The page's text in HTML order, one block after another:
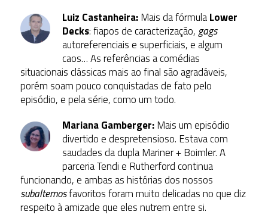
Luiz Castanheira:Mais da fórmulaLower
Decks: fiapos de caracterização,gags
autoreferenciais e superficiais, e algum
caos… As referências a comédias
situacionais clássicas mais ao final são agradáveis,
porém soam pouco conquistadas de fato pelo
episódio, e pela série, como um todo.
Mariana Gamberger:Mais um episódio
divertido e despretensioso. Estava com
saudades da dupla Mariner + Boimler. A
parceria Tendi e Rutherford continua
funcionando, e ambas as histórias dos nossos
subalternosfavoritos foram muito delicadas no que diz
respeito à amizade que eles nutrem entre si.